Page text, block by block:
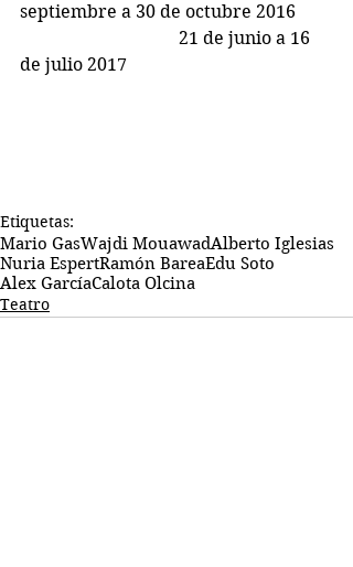
septiembre a 30 de octubre 2016
de julio 2017
Etiquetas:
Mario GasWajdi MouawadAlberto Iglesias
Nuria EspertRamón BareaEdu Soto
Alex GarcíaCalota Olcina
Teatro